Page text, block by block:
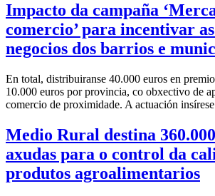
Impacto da campaña
comercio’ para incentivar
negocios dos barrios e
En total, distribuiranse 40.000 euros en
10.000 euros por provincia, co obxectivo de
comercio de proximidade. A actuación
Medio Rural destina
axudas para o control da
produtos agroalimentarios